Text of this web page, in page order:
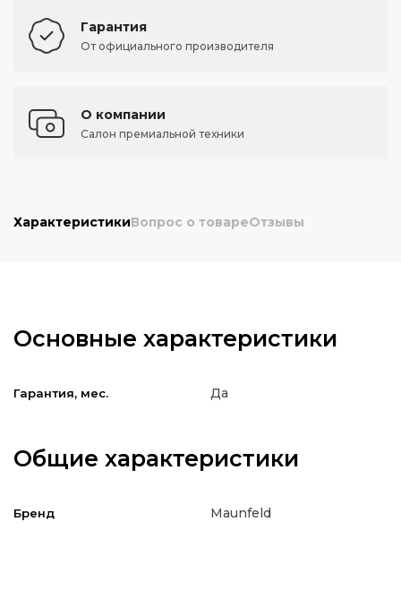
Гарантия
От официального производителя
О компании
Салон премиальной техники
ХарактеристикиВопрос о товареОтзывы
Основные характеристики
Гарантия, мес. Да
Общие характеристики
Бренд Maunfeld